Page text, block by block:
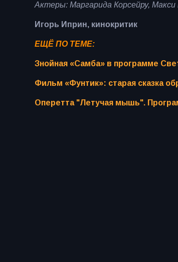
Актеры: Маргарида Корсейру,
Игорь Иприн, кинокритик
ЕЩЁ ПО ТЕМЕ:
Знойная «Самба» в программе
Фильм «Фунтик»: старая сказка
Оперетта "Летучая мышь".